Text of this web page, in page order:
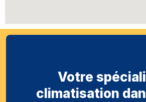
Votre
climatisation